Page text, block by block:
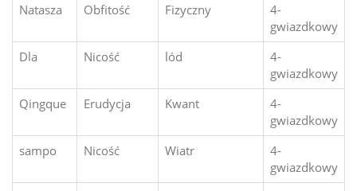
Natasza
Obfitość Fizyczny
4-
gwiazdkowy
Dla
Nicość lód
4-
gwiazdkowy
Qingque
Erudycja Kwant
4-
gwiazdkowy
sampo
Nicość Wiatr
4-
gwiazdkowy